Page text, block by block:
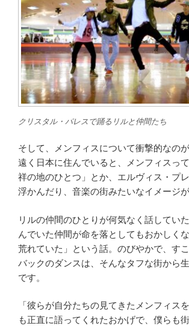
クリスタル・パレスで踊るリルと仲間たち
そして、メンフィスについて衝撃的なのが
遠く日本に住んでいると、メンフィスっ
祥の地のひとつ」とか、エルヴィス・プ
浮かんだり、音楽の街みたいなイメージが
リルの仲間のひとりが何気なく話してい
んでいた仲間が命を落としてもおかしく
荒れていた」という話。のびやかで、す
バックのダンスは、そんなタフな街から
です。
「彼らが自分たちの見てきたメンフィス
も正直に語ってくれたおかげで、僕らも